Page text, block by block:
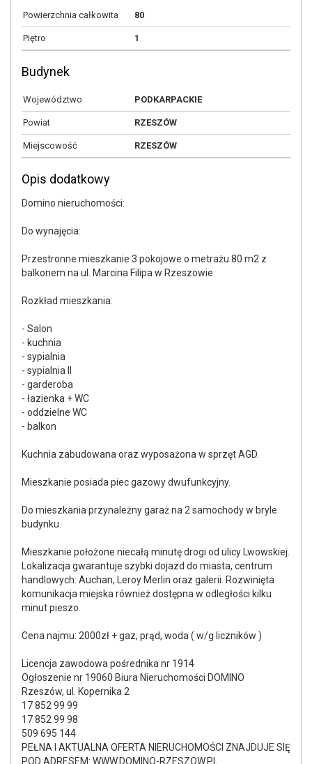
Powierzchnia całkowita 80
Piętro 1
Budynek
Województwo PODKARPACKIE
Powiat RZESZÓW
Miejscowość RZESZÓW
Opis dodatkowy
Domino nieruchomości:
Do wynajęcia:
Przestronne mieszkanie 3 pokojowe o metrażu 80 m2 z
balkonem na ul. Marcina Filipa w Rzeszowie
Rozkład mieszkania:
- Salon
- kuchnia
- sypialnia
- sypialnia II
- garderoba
- łazienka + WC
- oddzielne WC
- balkon
Kuchnia zabudowana oraz wyposażona w sprzęt AGD.
Mieszkanie posiada piec gazowy dwufunkcyjny.
Do mieszkania przynależny garaż na 2 samochody w bryle
budynku.
Mieszkanie położone niecałą minutę drogi od ulicy Lwowskiej.
Lokalizacja gwarantuje szybki dojazd do miasta, centrum
handlowych: Auchan, Leroy Merlin oraz galerii. Rozwinięta
komunikacja miejska również dostępna w odległości kilku
minut pieszo.
Cena najmu: 2000zł + gaz, prąd, woda ( w/g liczników )
Licencja zawodowa pośrednika nr 1914
Ogłoszenie nr 19060 Biura Nieruchomości DOMINO
Rzeszów, ul. Kopernika 2
17 852 99 99
17 852 99 98
509 695 144
PEŁNA I AKTUALNA OFERTA NIERUCHOMOŚCI ZNAJDUJE SIĘ
POD ADRESEM: WWW.DOMINO-RZESZOW.PL